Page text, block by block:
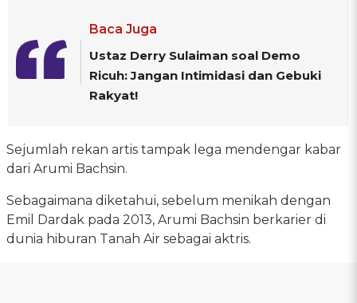
Baca Juga
Ustaz Derry Sulaiman soal Demo
Ricuh: Jangan Intimidasi dan Gebuki
Rakyat!
Sejumlah rekan artis tampak lega mendengar kabar
dari Arumi Bachsin.
Sebagaimana diketahui, sebelum menikah dengan
Emil Dardak pada 2013, Arumi Bachsin berkarier di
dunia hiburan Tanah Air sebagai aktris.